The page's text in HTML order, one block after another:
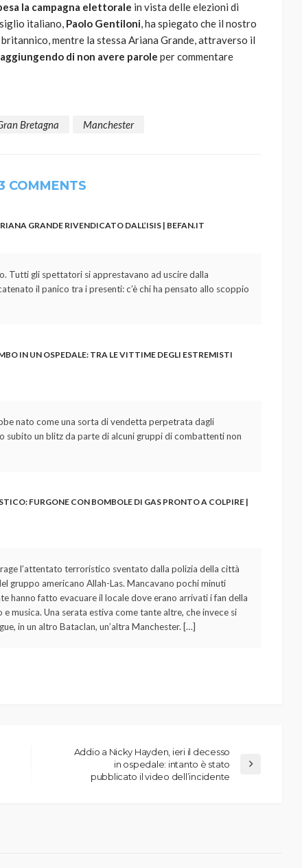
la campagna elettorale in vista delle elezioni di
italiano, Paolo Gentiloni, ha spiegato che il nostro
mentre la stessa Ariana Grande, attraverso il
aggiungendo di non avere parole per commentare
Bretagna Manchester
COMMENTS
GRANDE RIVENDICATO DALL’ISIS | BEFAN.IT
Tutti gli spettatori si apprestavano ad uscire dalla
il panico tra i presenti: c’è chi ha pensato allo scoppio
IN UN OSPEDALE: TRA LE VITTIME DEGLI ESTREMISTI
nato come una sorta di vendetta perpetrata dagli
subito un blitz da parte di alcuni gruppi di combattenti non
FURGONE CON BOMBOLE DI GAS PRONTO A COLPIRE |
l’attentato terroristico sventato dalla polizia della città
gruppo americano Allah-Las. Mancavano pochi minuti
hanno fatto evacuare il locale dove erano arrivati i fan della
musica. Una serata estiva come tante altre, che invece si
in un altro Bataclan, un’altra Manchester. […]
Addio a Nicky Hayden, ieri il decesso
in ospedale: intanto è stato
pubblicato il video dell’incidente